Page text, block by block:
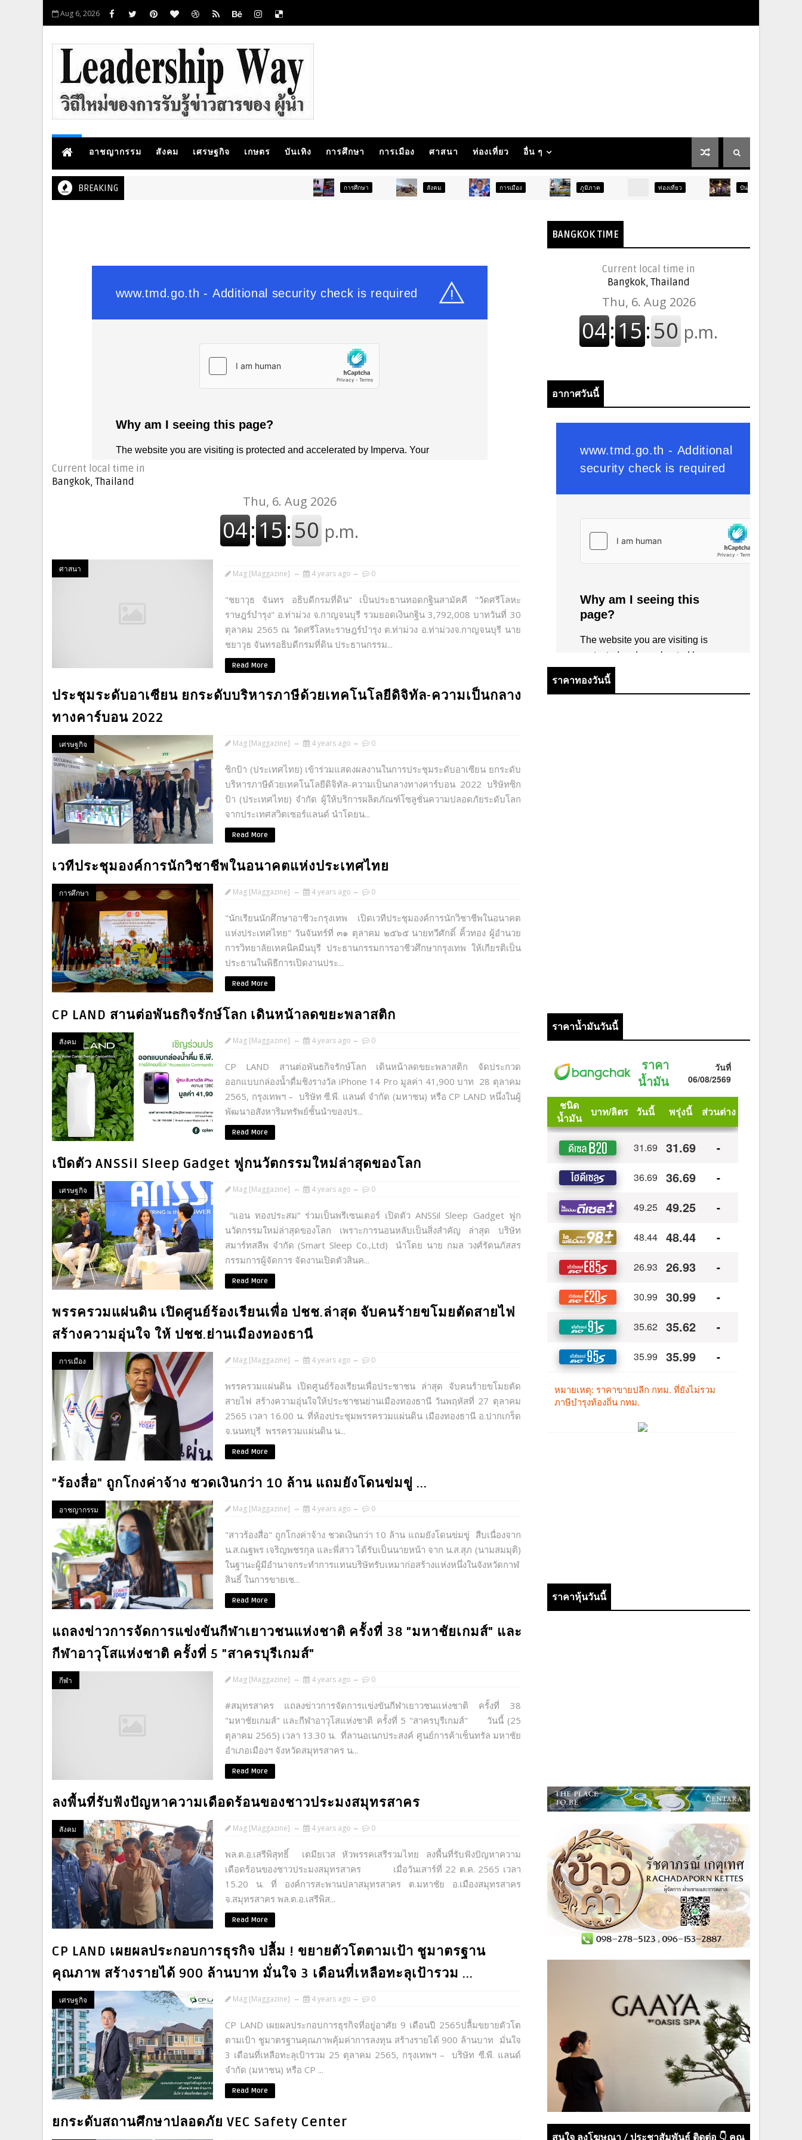
Aug 6, 2026
อาชญากรรม สังคม เศรษฐกิจ เกษตร บันเทิง การศึกษา การเมือง ศาสนา ท่องเที่ยว อื่น ๆ
BREAKING การศึกษา สังคม การเมือง ภูมิภาค บันเทิง
Current local time in
Bangkok, Thailand
ศาสนา Mag [Maggazine] 4 years ago 0
"ชยาวุธ จันทร อธิบดีกรมที่ดิน" เป็นประธานทอดกฐินสามัคคี "วัดศรีโลหะ
ราษฎร์บำรุง" อ.ท่าม่วง จ.กาญจนบุรี รวมยอดเงินกฐิน 3,792,008 บาทวันที่ 30
ตุลาคม 2565 ณ วัดศรีโลหะราษฎร์บำรุง ต.ท่าม่วง อ.ท่าม่วงจ.กาญจนบุรี นาย
ชยาวุธ จันทรอธิบดีกรมที่ดิน ประธานกรรม...
Read More
ประชุมระดับอาเซียน ยกระดับบริหารภาษีด้วยเทคโนโลยีดิจิทัล-ความเป็นกลาง
ทางคาร์บอน 2022
เศรษฐกิจ Mag [Maggazine] 4 years ago 0
ซิกป้า (ประเทศไทย) เข้าร่วมแสดงผลงานในการประชุมระดับอาเซียน ยกระดับ
บริหารภาษีด้วยเทคโนโลยีดิจิทัล-ความเป็นกลางทางคาร์บอน 2022 บริษัทซิก
ป้า (ประเทศไทย) จำกัด ผู้ให้บริการผลิตภัณฑ์โซลูชั่นความปลอดภัยระดับโลก
จากประเทศสวิตเซอร์แลนด์ นำโดยน...
Read More
เวทีประชุมองค์การนักวิชาชีพในอนาคตแห่งประเทศไทย
การศึกษา Mag [Maggazine] 4 years ago 0
"นักเรียนนักศึกษาอาชีวะกรุงเทพ เปิดเวทีประชุมองค์การนักวิชาชีพในอนาคต
แห่งประเทศไทย" วันจันทร์ที่ ๓๑ ตุลาคม ๒๕๖๕ นายทวีศักดิ์ คิ้วทอง ผู้อำนวย
การวิทยาลัยเทคนิคมีนบุรี ประธานกรรมการอาชีวศึกษากรุงเทพ ให้เกียรติเป็น
ประธานในพิธีการเปิดงานประ...
Read More
CP LAND สานต่อพันธกิจรักษ์โลก เดินหน้าลดขยะพลาสติก
สังคม Mag [Maggazine] 4 years ago 0
CP LAND สานต่อพันธกิจรักษ์โลก เดินหน้าลดขยะพลาสติก จัดประกวด
ออกแบบกล่องน้ำดื่มชิงรางวัล iPhone 14 Pro มูลค่า 41,900 บาท 28 ตุลาคม
2565, กรุงเทพฯ – บริษัท ซี.พี. แลนด์ จำกัด (มหาชน) หรือ CP LAND หนึ่งในผู้
พัฒนาอสังหาริมทรัพย์ชั้นนำของปร...
Read More
เปิดตัว ANSSil Sleep Gadget ฟูกนวัตกรรมใหม่ล่าสุดของโลก
เศรษฐกิจ Mag [Maggazine] 4 years ago 0
“แอน ทองประสม” ร่วมเป็นพรีเซนเตอร์ เปิดตัว ANSSil Sleep Gadget ฟูก
นวัตกรรมใหม่ล่าสุดของโลก เพราะการนอนหลับเป็นสิ่งสำคัญ ล่าสุด บริษัท
สมาร์ทสลีพ จำกัด (Smart Sleep Co.,Ltd) นำโดย นาย กมล วงศ์รัตนภัสสร
กรรมการผู้จัดการ จัดงานเปิดตัวสินค...
Read More
พรรครวมแผ่นดิน เปิดศูนย์ร้องเรียนเพื่อ ปชช.ล่าสุด จับคนร้ายขโมยตัดสายไฟ
สร้างความอุ่นใจ ให้ ปชช.ย่านเมืองทองธานี
การเมือง Mag [Maggazine] 4 years ago 0
พรรครวมแผ่นดิน เปิดศูนย์ร้องเรียนเพื่อประชาชน ล่าสุด จับคนร้ายขโมยตัด
สายไฟ สร้างความอุ่นใจให้ประชาชนย่านเมืองทองธานี วันพฤหัสที่ 27 ตุลาคม
2565 เวลา 16.00 น. ที่ห้องประชุมพรรครวมแผ่นดิน เมืองทองธานี อ.ปากเกร็ด
จ.นนทบุรี พรรครวมแผ่นดิน น...
Read More
"ร้องสื่อ" ถูกโกงค่าจ้าง ชวดเงินกว่า 10 ล้าน แถมยังโดนข่มขู่ ...
อาชญากรรม Mag [Maggazine] 4 years ago 0
"สาวร้องสื่อ" ถูกโกงค่าจ้าง ชวดเงินกว่า 10 ล้าน แถมยังโดนข่มขู่ สืบเนื่องจาก
น.ส.ณฐพร เจริญพชรกุล และพี่สาว ได้รับเป็นนายหน้า จาก น.ส.สุภ (นามสมมุติ)
ในฐานะผู้มีอำนาจกระทำการแทนบริษัทรับเหมาก่อสร้างแห่งหนึ่งในจังหวัดกาฬ
สินธิ์ ในการขายเช...
Read More
แถลงข่าวการจัดการแข่งขันกีฬาเยาวชนแห่งชาติ ครั้งที่ 38 "มหาชัยเกมส์" และ
กีฬาอาวุโสแห่งชาติ ครั้งที่ 5 "สาครบุรีเกมส์"
กีฬา Mag [Maggazine] 4 years ago 0
#สมุทรสาคร แถลงข่าวการจัดการแข่งขันกีฬาเยาวชนแห่งชาติ ครั้งที่ 38
"มหาชัยเกมส์" และกีฬาอาวุโสแห่งชาติ ครั้งที่ 5 "สาครบุรีเกมส์" วันนี้ (25
ตุลาคม 2565) เวลา 13.30 น. ที่ลานอเนกประสงค์ ศูนย์การค้าเซ็นทรัล มหาชัย
อำเภอเมืองฯ จังหวัดสมุทรสาคร น...
Read More
ลงพื้นที่รับฟังปัญหาความเดือดร้อนของชาวประมงสมุทรสาคร
สังคม Mag [Maggazine] 4 years ago 0
พล.ต.อ.เสรีพิสุทธิ์ เตมียเวส หัวพรรคเสรีรวมไทย ลงพื้นที่รับฟังปัญหาความ
เดือดร้อนของชาวประมงสมุทรสาคร เมื่อวันเสาร์ที่ 22 ต.ค. 2565 เวลา
15.20 น. ที่ องค์การสะพานปลาสมุทรสาคร ต.มหาชัย อ.เมืองสมุทรสาคร
จ.สมุทรสาคร พล.ต.อ.เสรีพิส...
Read More
CP LAND เผยผลประกอบการธุรกิจ ปลื้ม ! ขยายตัวโตตามเป้า ชูมาตรฐาน
คุณภาพ สร้างรายได้ 900 ล้านบาท มั่นใจ 3 เดือนที่เหลือทะลุเป้ารวม ...
เศรษฐกิจ Mag [Maggazine] 4 years ago 0
CP LAND เผยผลประกอบการธุรกิจที่อยู่อาศัย 9 เดือนปี 2565ปลื้มขยายตัวโต
ตามเป้า ชูมาตรฐานคุณภาพคุ้มค่าการลงทุน สร้างรายได้ 900 ล้านบาท มั่นใจ
3 เดือนที่เหลือทะลุเป้ารวม 25 ตุลาคม 2565, กรุงเทพฯ – บริษัท ซี.พี. แลนด์
จำกัด (มหาชน) หรือ CP ...
Read More
ยกระดับสถานศึกษาปลอดภัย VEC Safety Center
BANGKOK TIME
Current local time in
Bangkok, Thailand
อากาศวันนี้
ราคาทองวันนี้
ราคาน้ำมันวันนี้
ราคาหุ้นวันนี้
สนใจ ลงโฆษณา / ประชาสัมพันธ์ ติดต่อ 👇 คุณ